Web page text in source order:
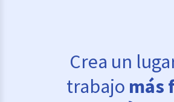
Crea un
trabajo más